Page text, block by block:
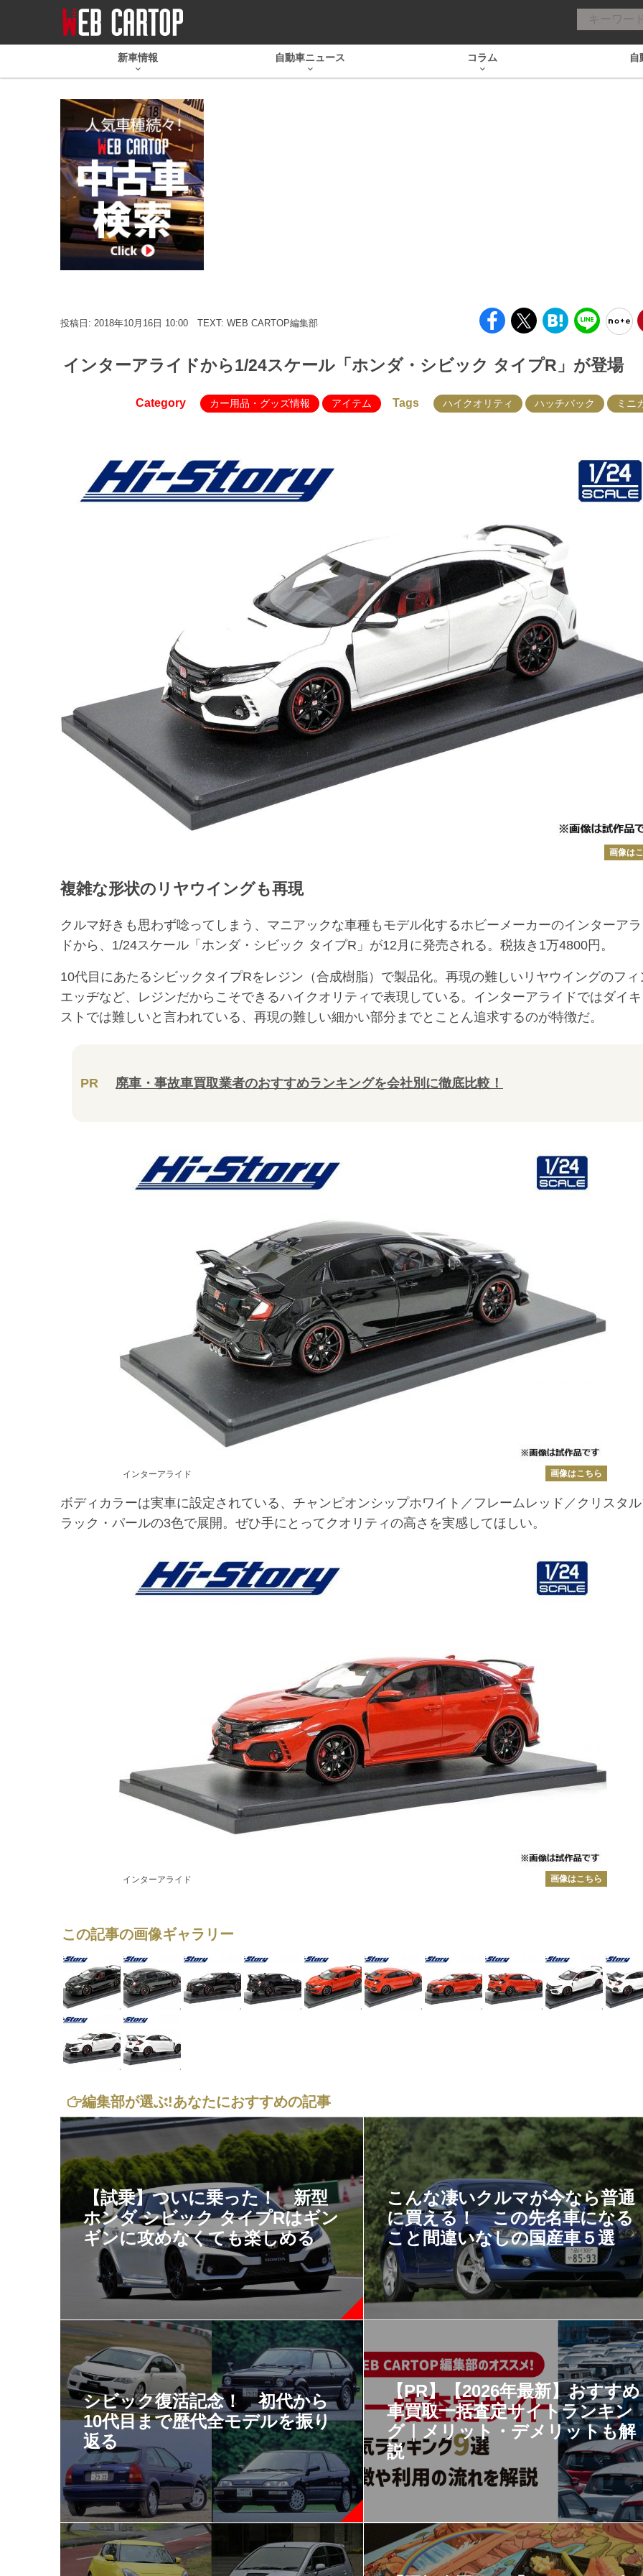
新車情報 自動車ニュース コラム 自
投稿日: 2018年10月16日 10:00 TEXT: WEB CARTOP編集部
インターアライドから1/24スケール「ホンダ・シビック タイプR」が登場
Category カー用品・グッズ情報 アイテム Tags ハイクオリティ ハッチバック ミニ
画像は
複雑な形状のリヤウイングも再現
クルマ好きも思わず唸ってしまう、マニアックな車種もモデル化するホビーメーカーのインターア
ドから、 1/24スケール「ホンダ・シビック タイプR」 が12 月に発売される。税抜き 1万4800円。
10代目にあたるシビックタイプRを レジン（合成樹脂）で製品化。再現の難しいリヤウイングのフィ
エッヂなど、レジンだからこそできるハイクオリティで表現している。インターアライドではダイ
ストでは難しいと言われている、再現の難しい細かい部分までとことん追求するのが特徴だ。
PR 廃車・事故車買取業者のおすすめランキングを会社別に徹底比較！
インターアライド 画像はこちら
ボディカラーは実車に設定されている、チャンピオンシップホワイト／フレームレッド／クリスタ
ラック・パールの3色で展開。ぜひ手にとってクオリティの高さを実感してほしい。
インターアライド 画像はこちら
この記事の画像ギャラリー
編集部が選ぶ!あなたにおすすめの記事
【試乗】ついに乗った！ 新型
ホンダ シビック タイプRはギン
ギンに攻めなくても楽しめる
こんな凄いクルマが今なら普通
に買える！ この先名車になる
こと間違いなしの国産車５選
シビック復活記念！ 初代から
10代目まで歴代全モデルを振り
返る
【PR】【2026年最新】おすすめ
車買取一括査定サイトランキン
グ｜メリット・デメリットも解
説